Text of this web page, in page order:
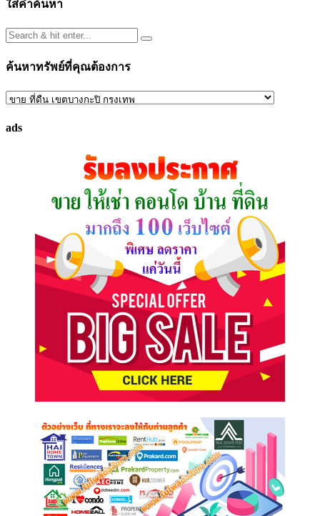
ใส่คำค้นหา
ค้นหาทรัพย์ที่คุณต้องการ
ค้นหา
ที่
ads